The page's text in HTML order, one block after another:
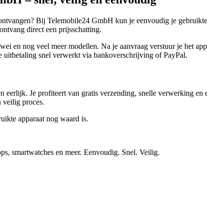
Bij Telemobile24 GmbH kun je eenvoudig je
direct een prijsschatting.
en nog veel meer modellen. Na je aanvraag verstuur je het
uitbetaling snel verwerkt via bankoverschrijving of PayPal.
Je profiteert van gratis verzending, snelle verwerking
veilig proces.
apparaat nog waard is.
smartwatches en meer. Eenvoudig. Snel. Veilig.